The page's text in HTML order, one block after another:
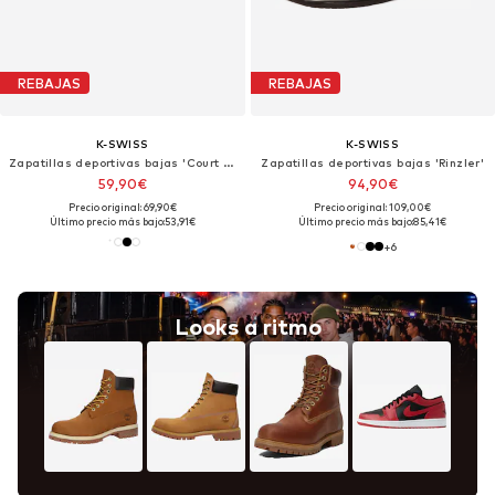
REBAJAS
K-SWISS
Zapatillas deportivas bajas 'Court Tiebreak II'
59,90€
Precio original: 69,90€
Último precio más bajo:53,91€
REBAJAS
K-SWISS
Zapatillas deportivas bajas 'Rinzler'
94,90€
Precio original: 109,00€
Último precio más bajo:85,41€
+6
Looks a ritmo